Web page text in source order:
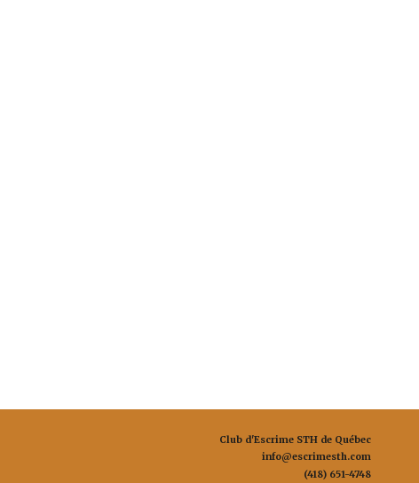
Club d'Escrime STH de Québec
info@escrimesth.com
(418) 651-4748